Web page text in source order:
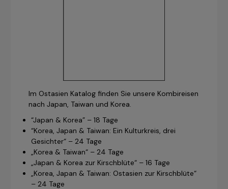
Im Ostasien Katalog finden Sie unsere Kombireisen
nach Japan, Taiwan und Korea.
“Japan & Korea” – 18 Tage
“Korea, Japan & Taiwan: Ein Kulturkreis, drei
Gesichter“ – 24 Tage
„Korea & Taiwan“ – 24 Tage
„Japan & Korea zur Kirschblüte“ – 16 Tage
„Korea, Japan & Taiwan: Ostasien zur Kirschblüte“
– 24 Tage